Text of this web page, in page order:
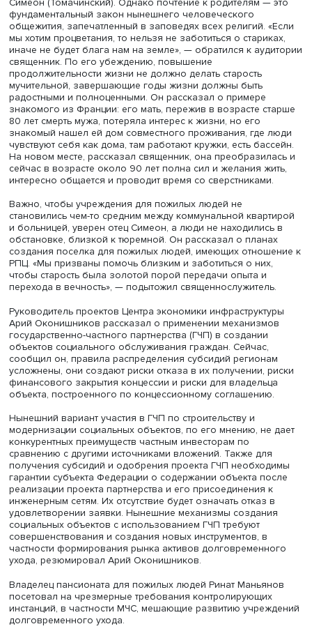
Фото: iStock
Вице-президент саморегулируемой организации
«Национальная ассоциация негосударственных
фондов» Алексей Денисов отметил, что теперь фонды
заниматься не только пенсионным обеспечением, но и
агентской деятельностью. Поэтому НПФ
темой долговременного ухода — клиентам фондов
нужны не столько деньги, сколько определенные
клиент фонда просит направить его сбережения на
предоставление ухода на дому или в частном
НПФ выступают агентами таких учреждений, то в
фонда уберечь подопечного от мошенников и риска
средств. Фонды могут совместно проводить анализ и
экспертизу качества услуг по уходу, выступать
Уход за пожилыми выглядит обременительным, он
дополнительную нагрузку на медицину, говорит
Симеон (Томачинский). Однако почтение к родителям —
фундаментальный закон нынешнего человеческого
общежития, запечатленный в заповедях всех религий.
мы хотим процветания, то нельзя не заботиться о
иначе не будет блага нам на земле», — обратился к
священник. По его убеждению, повышение
продолжительности жизни не должно делать старость
мучительной, завершающие годы жизни должны быть
радостными и полноценными. Он рассказал о примере
знакомого из Франции: его мать, пережив в возрасте
80 лет смерть мужа, потеряла интерес к жизни, но его
знакомый нашел ей дом совместного проживания, где
чувствуют себя как дома, там работают кружки, есть